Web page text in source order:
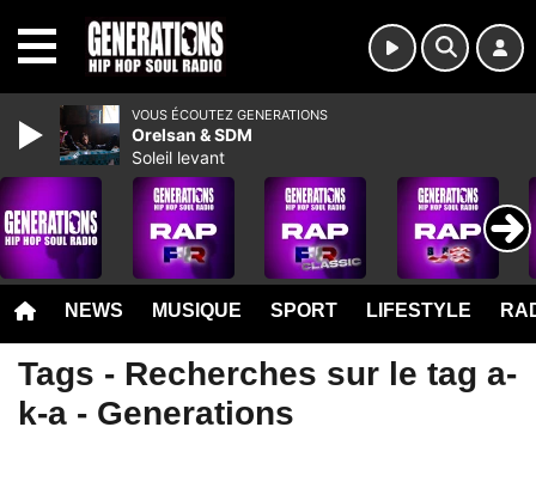
NEWS MUSIQUE SPORT LIFESTYLE
Tags - Recherches sur le tag a-
k-a - Generations
VOUS ÉCOUTEZ GENERATIONS
Orelsan & SDM
Soleil levant